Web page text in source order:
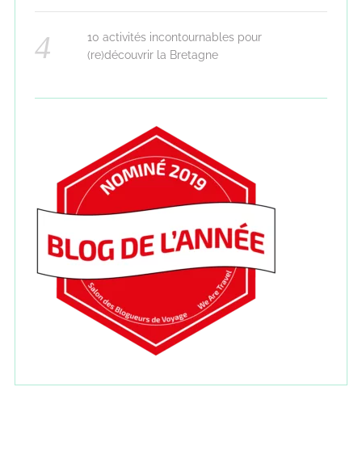
10 activités incontournables pour
(re)découvrir la Bretagne